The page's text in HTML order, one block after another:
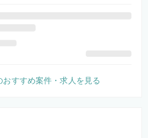
おすすめ案件・求人を見る